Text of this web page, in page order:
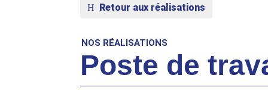
Retour aux réalisations
NOS RÉALISATIONS
Poste de